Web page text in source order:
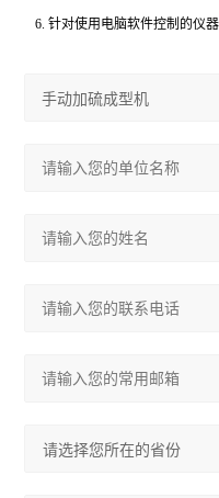
6.针对使用电脑软件控制的仪